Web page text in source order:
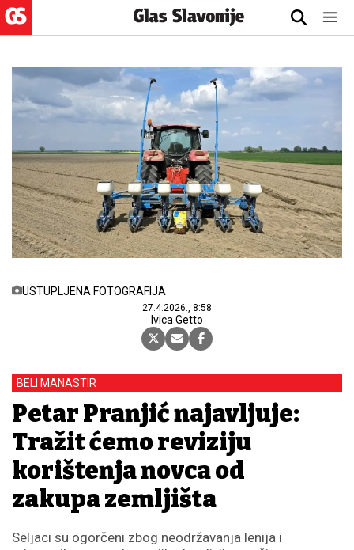
USTUPLJENA FOTOGRAFIJA
27.4.2026., 8:58
Ivica Getto
BELI MANASTIR
Petar Pranjić najavljuje:
Tražit ćemo reviziju
korištenja novca od
zakupa zemljišta
Seljaci su ogorčeni zbog neodržavanja lenija i